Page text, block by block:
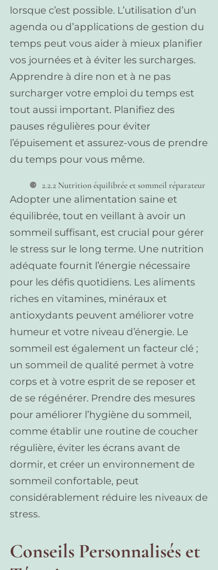
lorsque c’est possible. L’utilisation d’un
agenda ou d’applications de gestion du
temps peut vous aider à mieux planifier
vos journées et à éviter les surcharges.
Apprendre à dire non et à ne pas
surcharger votre emploi du temps est
tout aussi important. Planifiez des
pauses régulières pour éviter
l’épuisement et assurez-vous de prendre
du temps pour vous même.
2.2.2 Nutrition équilibrée et sommeil réparateur
Adopter une alimentation saine et
équilibrée, tout en veillant à avoir un
sommeil suffisant, est crucial pour gérer
le stress sur le long terme. Une nutrition
adéquate fournit l’énergie nécessaire
pour les défis quotidiens. Les aliments
riches en vitamines, minéraux et
antioxydants peuvent améliorer votre
humeur et votre niveau d’énergie. Le
sommeil est également un facteur clé ;
un sommeil de qualité permet à votre
corps et à votre esprit de se reposer et
de se régénérer. Prendre des mesures
pour améliorer l’hygiène du sommeil,
comme établir une routine de coucher
régulière, éviter les écrans avant de
dormir, et créer un environnement de
sommeil confortable, peut
considérablement réduire les niveaux de
stress.
Conseils Personnalisés et